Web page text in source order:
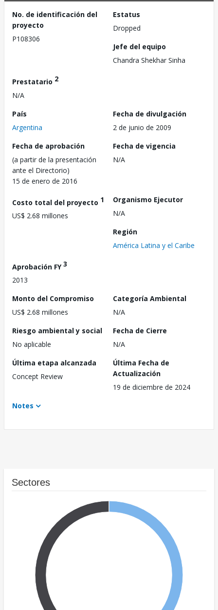
No. de identificación del
proyecto
P108306
Estatus
Dropped
Jefe del equipo
Chandra Shekhar Sinha
Prestatario 2
N/A
País
Argentina
Fecha de divulgación
2 de junio de 2009
Fecha de aprobación
(a partir de la presentación
ante el Directorio)
15 de enero de 2016
Fecha de vigencia
N/A
Costo total del proyecto 1
US$ 2.68 millones
Organismo Ejecutor
N/A
Región
América Latina y el Caribe
Aprobación FY3
2013
Monto del Compromiso
US$ 2.68 millones
Categoría Ambiental
N/A
Riesgo ambiental y social
No aplicable
Fecha de Cierre
N/A
Última etapa alcanzada
Concept Review
Última Fecha de
Actualización
19 de diciembre de 2024
Notes
Sectores